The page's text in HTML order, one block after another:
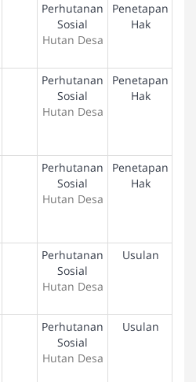
Perhutanan
Sosial
Hutan Desa
Penetapan
Hak
Perhutanan
Sosial
Hutan Desa
Penetapan
Hak
Perhutanan
Sosial
Hutan Desa
Penetapan
Hak
Perhutanan
Sosial
Hutan Desa
Usulan
Perhutanan
Sosial
Hutan Desa
Usulan